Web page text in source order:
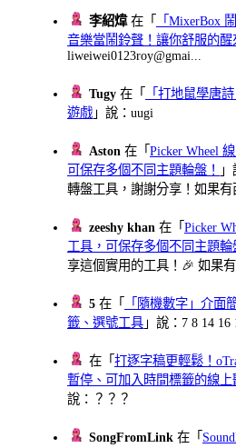
李紹煒在「
「MixerBox
音樂當鬧鈴聲！讓你舒服的醒
liweiwei0123roy@gmai...
Tugy 在「
「打地鼠學唐
遊戲 」說：uugi
Aston 在「Picker Wheel
可保存多個不同主題輪盤！
轉盤工具，謝謝分享！如果有
zeeshy khan 在「Picker
工具，可保存多個不同主題輪
享這個實用的工具！🎉 如果
5 在「
「隨機數字」介面
籤、選號工具 」說：7 8 14 16
在「打逐字稿更輕鬆！
暫停、可加入時間標籤的線上
說：？？？
SongFromLink 在「